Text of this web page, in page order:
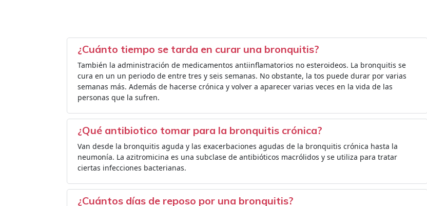
¿Cuánto tiempo se tarda en curar una bronquitis?
También la administración de medicamentos antiinflamatorios no esteroideos. La bronquitis se
cura en un un periodo de entre tres y seis semanas. No obstante, la tos puede durar por varias
semanas más. Además de hacerse crónica y volver a aparecer varias veces en la vida de las
personas que la sufren.
¿Qué antibiotico tomar para la bronquitis crónica?
Van desde la bronquitis aguda y las exacerbaciones agudas de la bronquitis crónica hasta la
neumonía. La azitromicina es una subclase de antibióticos macrólidos y se utiliza para tratar
ciertas infecciones bacterianas.
¿Cuántos días de reposo por una bronquitis?